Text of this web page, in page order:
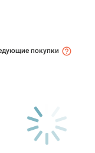
покупки